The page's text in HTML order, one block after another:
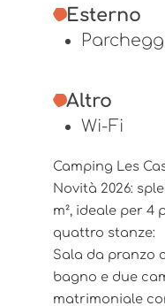
Esterno
Altro
Wi-Fi
Camping Les
Novità 2026:
m², ideale per 4
quattro stanze:
Sala da pranzo
bagno e due
matrimoniale